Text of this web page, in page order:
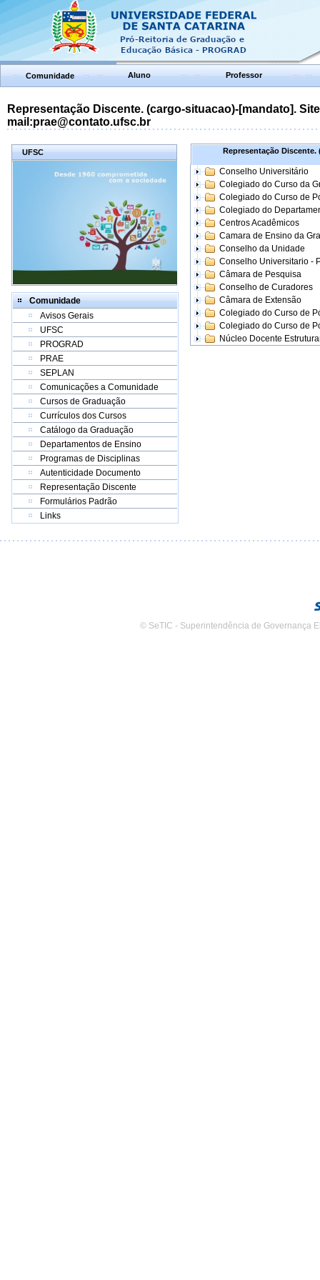
Comunidade Aluno Professor
Representação Discente. (cargo-situacao)-[mandato].
mail:prae@contato.ufsc.br
UFSC
Comunidade
Avisos Gerais
UFSC
PROGRAD
PRAE
SEPLAN
Comunicações a Comunidade
Cursos de Graduação
Currículos dos Cursos
Catálogo da Graduação
Departamentos de Ensino
Programas de Disciplinas
Autenticidade Documento
Representação Discente
Formulários Padrão
Links
Representação Discente.
Conselho Universitário
Colegiado do Curso da
Colegiado do Curso de
Colegiado do
Centros Acadêmicos
Camara de Ensino da
Conselho da Unidade
Conselho Universitario -
Câmara de Pesquisa
Conselho de Curadores
Câmara de Extensão
Colegiado do Curso de
Colegiado do Curso de
Núcleo Docente
© SeTIC - Superintendência de Governança